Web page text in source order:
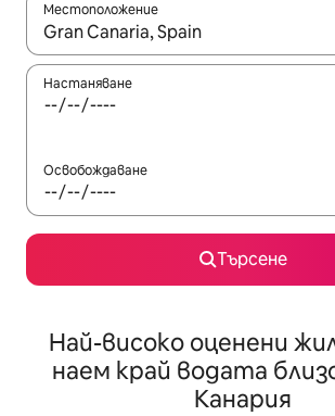
Местоположение
Когато резултатите се покажат,
Настаняване
Освобождаване
Търсене
Най-високо оценени
наем край водата
Канария